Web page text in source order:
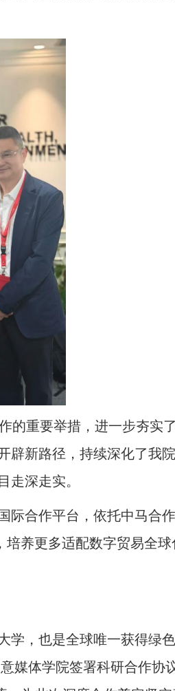
的重要举措，进一步夯实
辟新路径，持续深化了我
走深走实。
际合作平台，依托中马合
养更多适配数字贸易全
学，也是全球唯一获得绿
媒体学院签署科研合作协